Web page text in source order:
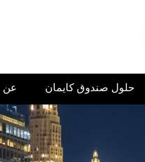
عن حلول صندوق كايمان